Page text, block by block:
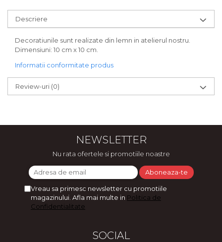
CERCEI ZAMAC
Descriere
Decoratiunile sunt realizate din lemn in atelierul nostru.
Dimensiuni: 10 cm x 10 cm.
Informatii conformitate produs
Review-uri (0)
NEWSLETTER
Nu rata ofertele si promotiile noastre
Vreau sa primesc newsletter cu promotiile
magazinului. Afla mai multe in Politica de
Confidentialitate
SOCIAL